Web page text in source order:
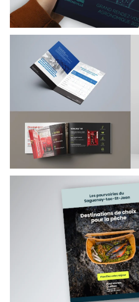
Ordre des
du Québec
Concept visuel pour le
Polygon
Brochure et Roll-up